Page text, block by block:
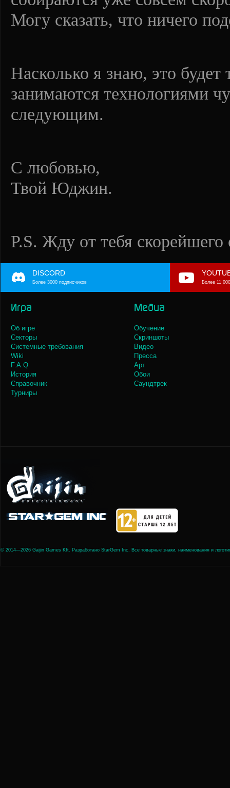
Могу сказать, что ничего
Насколько я знаю, это
занимаются технологиями
следующим.
С любовью,
Твой Юджин.
P.S. Жду от тебя скорейшего
DISCORD
Более 3000 подписчиков Более 11
Игра
Об игре
Секторы
Системные требования
Wiki
F.A.Q
История
Справочник
Турниры
Медиа
Обучение
Скриншоты
Видео
Пресса
Арт
Обои
Саундтрек
© 2014—2026 Gaijin Games Kft. Разработано StarGem Inc. Все товарные знаки, наименования и